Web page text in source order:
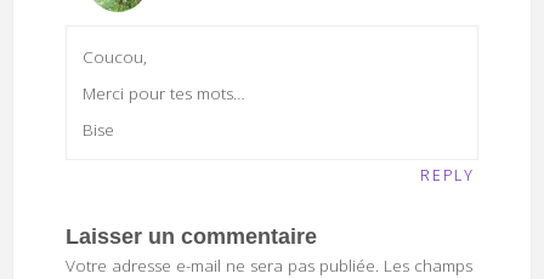
Coucou,
Merci pour tes mots…
Bise
REPLY
Laisser un commentaire
Votre adresse e-mail ne sera pas publiée. Les champs